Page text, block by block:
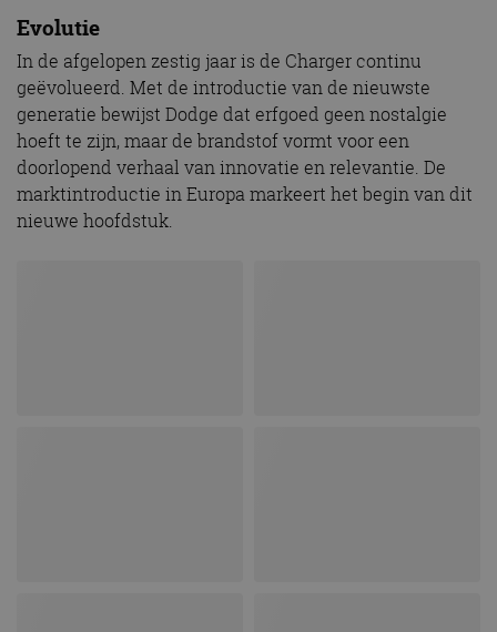
Evolutie
In de afgelopen zestig jaar is de Charger continu
geëvolueerd. Met de introductie van de nieuwste
generatie bewijst Dodge dat erfgoed geen nostalgie
hoeft te zijn, maar de brandstof vormt voor een
doorlopend verhaal van innovatie en relevantie. De
marktintroductie in Europa markeert het begin van dit
nieuwe hoofdstuk.